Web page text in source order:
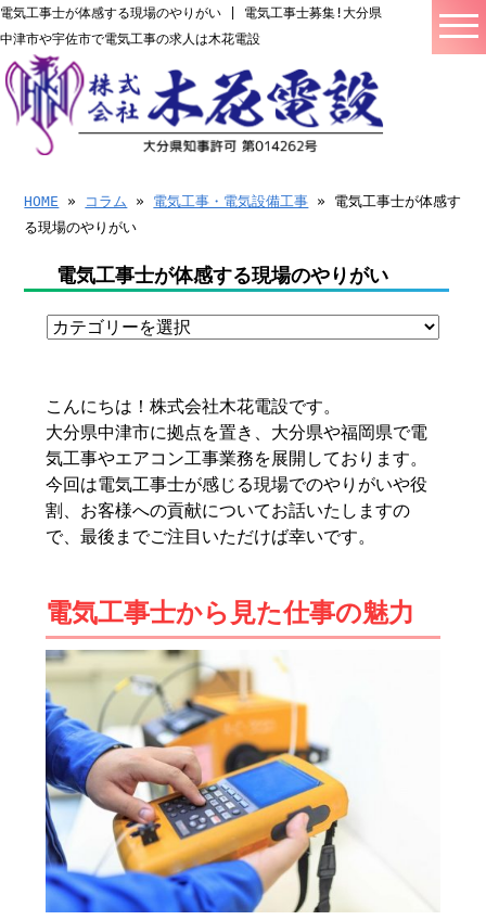
電気工事士が体感する現場のやりがい | 電気工事士募集!大分県
中津市や宇佐市で電気工事の求人は木花電設
HOME » コラム » 電気工事・電気設備工事 » 電気工事士が体感す
る現場のやりがい
電気工事士が体感する現場のやりがい
こんにちは！株式会社木花電設です。
大分県中津市に拠点を置き、大分県や福岡県で電
気工事やエアコン工事業務を展開しております。
今回は電気工事士が感じる現場でのやりがいや役
割、お客様への貢献についてお話いたしますの
で、最後までご注目いただけば幸いです。
電気工事士から見た仕事の魅力